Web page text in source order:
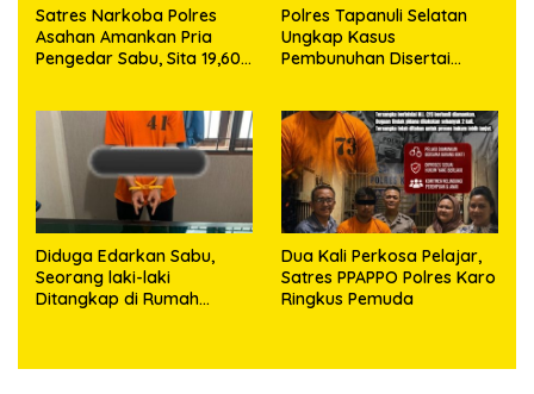
Satres Narkoba Polres
Asahan Amankan Pria
Pengedar Sabu, Sita 19,60
Polres Tapanuli Selatan
Ungkap Kasus
Pembunuhan Disertai
Ditangkap
Diduga Edarkan Sabu,
Seorang laki-laki
Ditangkap di Rumah
Dua Kali Perkosa Pelajar,
Satres PPAPPO Polres Karo
Ringkus Pemuda